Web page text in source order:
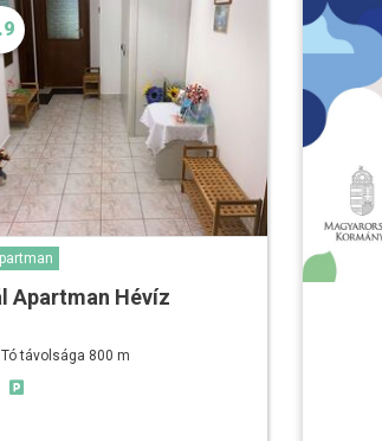
Apartman Hévíz
Tó távolsága 800 m